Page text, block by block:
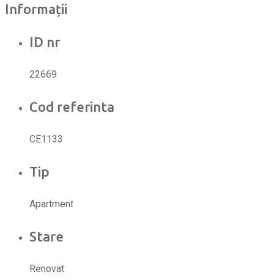
Informații
ID nr
22669
Cod referinta
CE1133
Tip
Apartment
Stare
Renovat